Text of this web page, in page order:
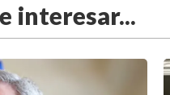
interesar...